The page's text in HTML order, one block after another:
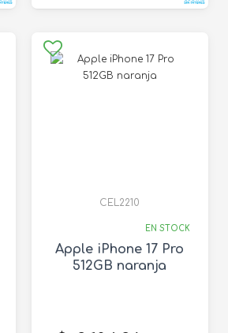
CEL2210
EN STOCK
Apple iPhone 17 Pro
512GB naranja